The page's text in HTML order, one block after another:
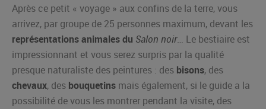
Après ce petit « voyage » aux confins de la terre, vous
arrivez, par groupe de 25 personnes maximum, devant les
représentations animales du Salon noir… Le bestiaire est
impressionnant et vous serez surpris par la qualité
presque naturaliste des peintures : des bisons, des
chevaux, des bouquetins mais également, si le guide a la
possibilité de vous les montrer pendant la visite, des